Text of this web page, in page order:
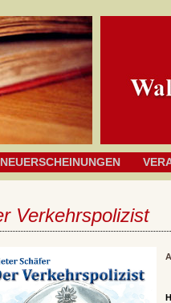
NEUERSCHEINUNGEN
Verkehrspolizist